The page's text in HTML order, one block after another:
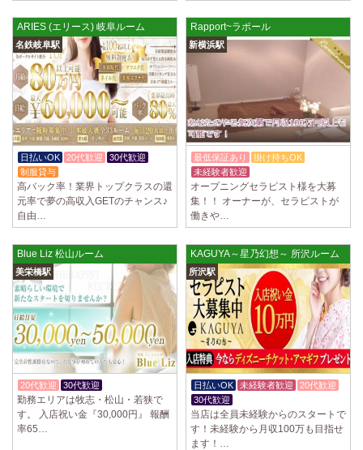
2025/03/28[恵比寿駅]
大人の隠れ家 恵比寿ルーム
初めまして、大人の隠れ家の女店長です。 当店では業界の闇である講習
時のセクハラを撲滅するために女店長または在籍セラピストが講…
2025/03/28[渋谷駅]
大人の隠れ家 渋谷ルーム
初めまして、大人の隠れ家の女店長です。 当店では業界の闇である講習
時のセクハラを撲滅するために女店長または在籍セラピストが講…
2025/03/28 [亀有駅]
aroma Angel
セラピストさんを大募集しております 完全歩合で50%〜60%以上！！ 掛
2025/03/28[東海学園前駅]
デビルキャット
24時間営業！自由シフトで好きな時間に働ける 未経験者歓迎♪個室待機
でゆっくり自分の好きな事ができます♪ 可愛い制服もご用意して…
ARIES (エリース) 岐阜ルーム
名鉄岐阜駅
日払いOK 20代歓迎
30代歓迎
制服貸与
高バック率！業界トップクラスの還
元率で夢の高収入GETのチャンス♪
自由…
Rapport~ラポール
新横浜駅
最低保証あり
掛け持ちOK
未経験者歓迎
オープニングセラピスト様を大募
集！！ オーナーが、セラピストが
働きや…
Blue Liz 松山ルーム
美栄橋駅
20代歓迎 30代歓迎
勤務エリアは牧志・松山・若狭で
す。 入店祝い金『30,000円』 報酬
率65…
KAGUYA～星乃幻想～ 所沢ルーム
所沢駅
日払いOK 未経験者歓迎
20代歓迎
30代歓迎
当店は全員未経験からのスタートで
す！未経験から月収100万も目指せ
ます！…